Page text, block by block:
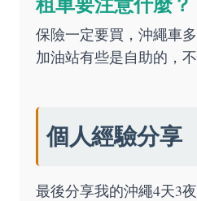
租車要注意什麼？
保險一定要買，沖繩車
加油站有些是自助的，
個人經驗分享
最後分享我的沖繩4天3